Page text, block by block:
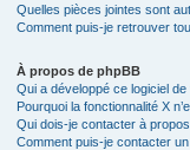
Quelles pièces jointes sont
Comment puis-je retrouver
À propos de phpBB
Qui a développé ce logiciel
Pourquoi la fonctionnalité X
Qui dois-je contacter à
Comment puis-je contacter